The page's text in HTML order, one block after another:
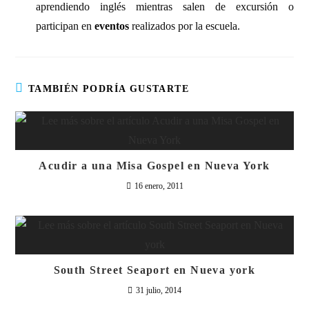
aprendiendo inglés mientras salen de excursión o
participan eneventos realizados por la escuela.
TAMBIÉN PODRÍA GUSTARTE
Acudir a una Misa Gospel en Nueva York
16 enero, 2011
South Street Seaport en Nueva york
31 julio, 2014